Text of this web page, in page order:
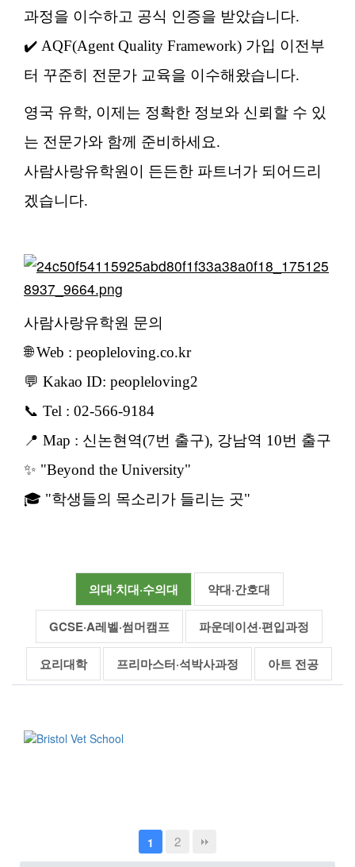
과정을 이수하고 공식 인증을 받았습니다.
✔️ AQF(Agent Quality Framework) 가입 이전부
터 꾸준히 전문가 교육을 이수해왔습니다.
영국 유학, 이제는 정확한 정보와 신뢰할 수 있
는 전문가와 함께 준비하세요.
사람사랑유학원이 든든한 파트너가 되어드리
겠습니다.
사람사랑유학원 문의
🌐 Web : peopleloving.co.kr
💬 Kakao ID: peopleloving2
📞 Tel : 02-566-9184
📍 Map : 신논현역(7번 출구), 강남역 10번 출구
✨ "Beyond the University"
🎓 "학생들의 목소리가 들리는 곳"
의대·치대·수의대 약대·간호대
GCSE·A레벨·썸머캠프 파운데이션·편입과정
요리대학 프리마스터·석박사과정 아트 전공
1 2